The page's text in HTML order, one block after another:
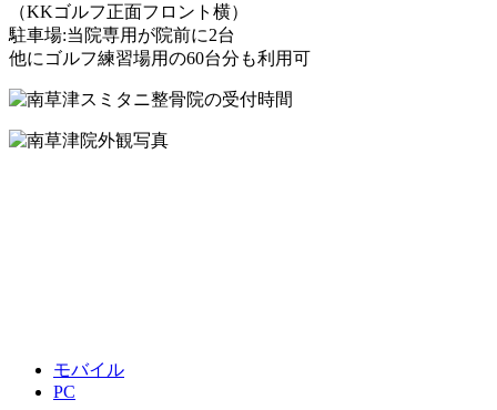
（KKゴルフ正面フロント横）
駐車場:当院専用が院前に2台
他にゴルフ練習場用の60台分も利用可
モバイル
PC